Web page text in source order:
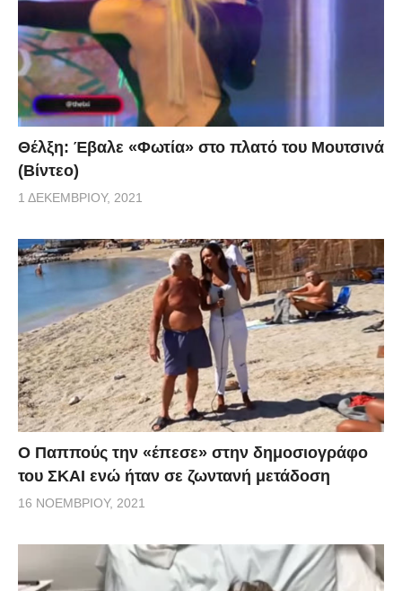
Θέλξη: Έβαλε «Φωτία» στο πλατό του Μουτσινά
(Βίντεο)
1 ΔΕΚΕΜΒΡΊΟΥ, 2021
Ο Παππούς την «έπεσε» στην δημοσιογράφο
του ΣΚΑΙ ενώ ήταν σε ζωντανή μετάδοση
16 ΝΟΕΜΒΡΊΟΥ, 2021